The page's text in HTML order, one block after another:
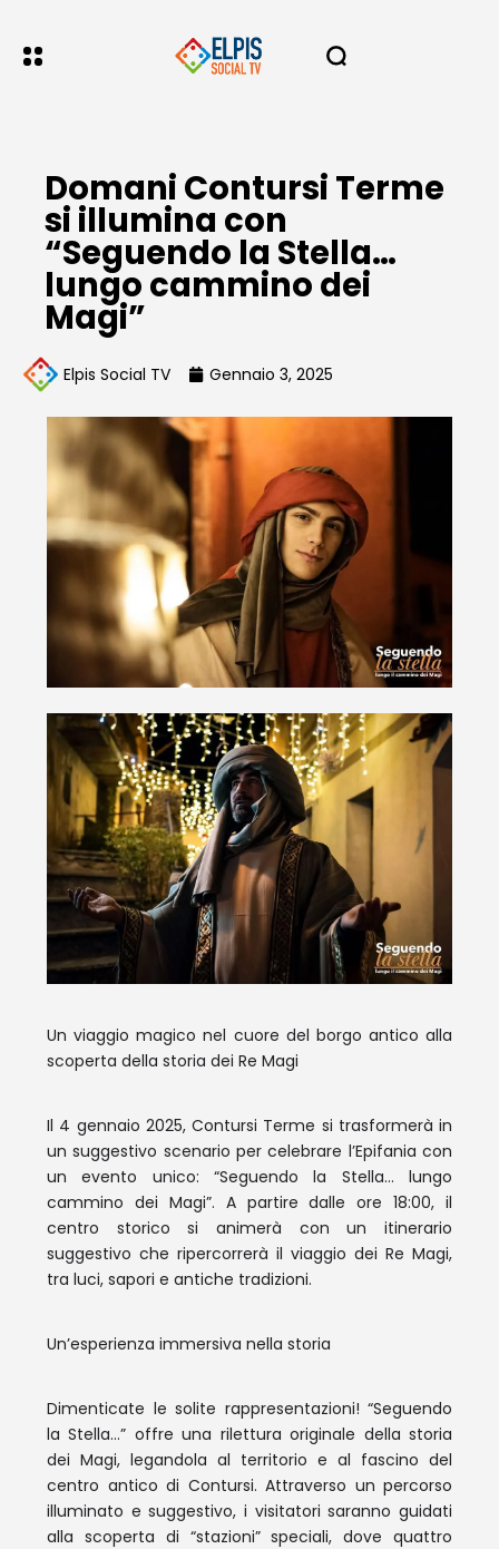
Domani Contursi Terme
si illumina con
“Seguendo la Stella…
lungo cammino dei
Magi”
Elpis Social TV Gennaio 3, 2025
Un viaggio magico nel cuore del borgo antico alla
scoperta della storia dei Re Magi
Il 4 gennaio 2025, Contursi Terme si trasformerà in
un suggestivo scenario per celebrare l’Epifania con
un evento unico: “Seguendo la Stella… lungo
cammino dei Magi”. A partire dalle ore 18:00, il
centro storico si animerà con un itinerario
suggestivo che ripercorrerà il viaggio dei Re Magi,
tra luci, sapori e antiche tradizioni.
Un’esperienza immersiva nella storia
Dimenticate le solite rappresentazioni! “Seguendo
la Stella…” offre una rilettura originale della storia
dei Magi, legandola al territorio e al fascino del
centro antico di Contursi. Attraverso un percorso
illuminato e suggestivo, i visitatori saranno guidati
alla scoperta di “stazioni” speciali, dove quattro